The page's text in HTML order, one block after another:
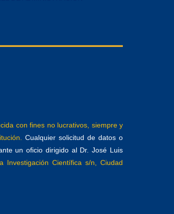
con fines no lucrativos, siempre y
Cualquier solicitud de datos o
un oficio dirigido al Dr. José Luis
Investigación Científica s/n, Ciudad